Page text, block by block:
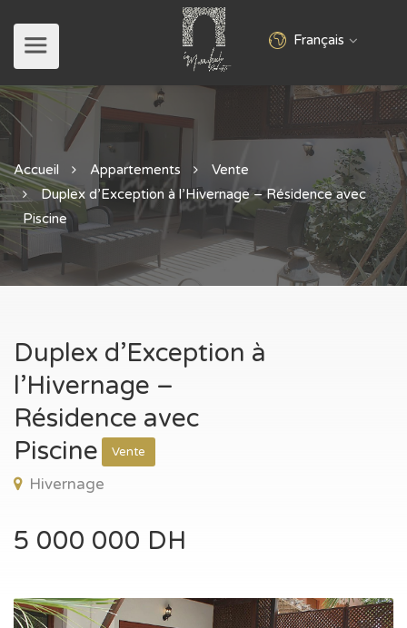
Français
Accueil Appartements
Vente
Duplex d’Exception à l’Hivernage – Résidence avec
Piscine
Duplex d’Exception à
l’Hivernage –
Résidence avec
Piscine
Vente
Hivernage
5 000 000 DH